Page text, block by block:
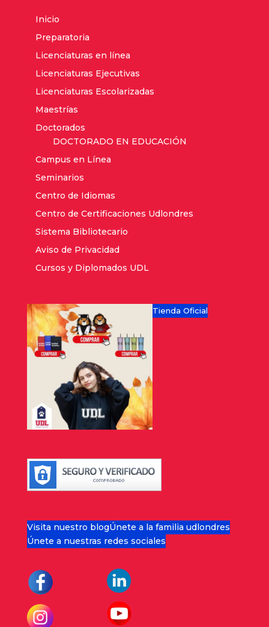
Inicio
Preparatoria
Licenciaturas en línea
Licenciaturas Ejecutivas
Licenciaturas Escolarizadas
Maestrías
Doctorados
DOCTORADO EN EDUCACIÓN
Campus en Línea
Seminarios
Centro de Idiomas
Centro de Certificaciones Udlondres
Sistema Bibliotecario
Aviso de Privacidad
Cursos y Diplomados UDL
Tienda Oficial
Visita nuestro blogÚnete a la familia udlondres
Únete a nuestras redes sociales